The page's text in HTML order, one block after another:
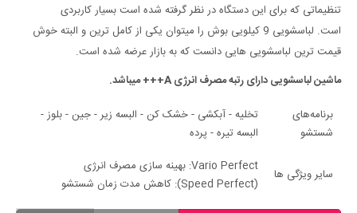
تنظیماتی که برای این دستگاه در نظر گرفته شده است بسیار کاربردی
است. لباسشویی 9 کیلویی بوش را میتوان یکی از کامل ترین و البته خوش
قیمت ترین لباسشویی هایی دانست که به بازار عرضه شده است.
ماشین لباسشویی دارای رتبه مصرف انرژی A+++ میباشد.
برنامه‌های
شستشو
تخلیه - آبکشی - خشک کن - البسه زیر - جین - بلوز -
البسه تیره - پرده
سایر ویژگی ها
Vario Perfect: بهینه سازی مصرف انرژی
(Speed Perfect): کاهش مدت زمان شستشو